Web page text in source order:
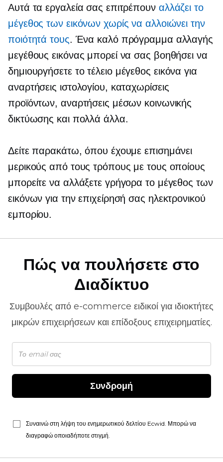
Αυτά τα εργαλεία σας επιτρέπουν αλλάζει το
μέγεθος των εικόνων χωρίς να αλλοιώνει την
ποιότητά τους. Ένα καλό πρόγραμμα αλλαγής
μεγέθους εικόνας μπορεί να σας βοηθήσει να
δημιουργήσετε τοτέλειο μέγεθος εικόνα για
αναρτήσεις ιστολογίου, καταχωρίσεις
προϊόντων, αναρτήσεις μέσων κοινωνικής
δικτύωσης και πολλά άλλα.
Δείτε παρακάτω, όπου έχουμε επισημάνει
μερικούς από τους τρόπους με τους οποίους
μπορείτε να αλλάξετε γρήγορα το μέγεθος των
εικόνων για την επιχείρησή σας ηλεκτρονικού
εμπορίου.
Πώς να πουλήσετε στο
Διαδίκτυο
Συμβουλές από e-commerce ειδικοί για ιδιοκτήτες
μικρών επιχειρήσεων και επίδοξους επιχειρηματίες.
Συνδρομή
Συναινώ στη λήψη του ενημερωτικού δελτίου Ecwid. Μπορώ να
διαγραφώ οποιαδήποτε στιγμή.